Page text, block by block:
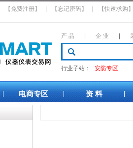
【免费注册】 【忘记密码】 【快速求购
产 品 企 业
行业子站： 安防专区
电商专区 资 料